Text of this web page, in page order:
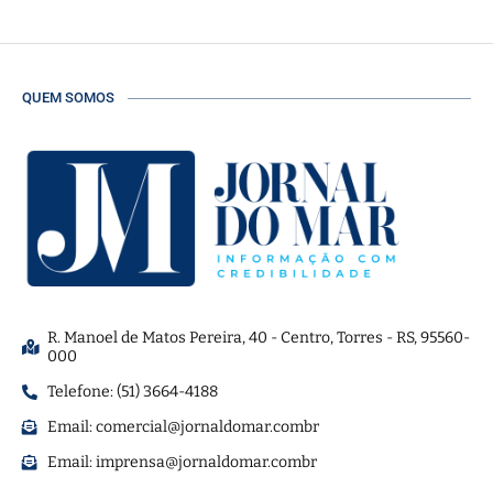
QUEM SOMOS
R. Manoel de Matos Pereira, 40 - Centro, Torres - RS, 95560-
000
Telefone: (51) 3664-4188
Email:comercial@jornaldomar.combr
Email:imprensa@jornaldomar.combr